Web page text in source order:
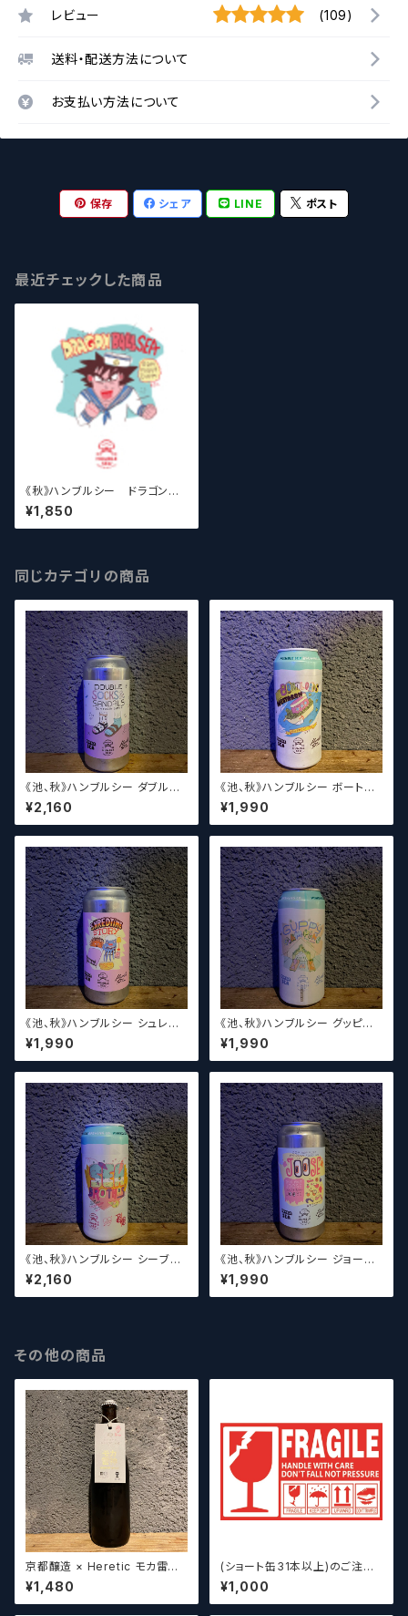
レビュー (109)
送料・配送方法について
お支払い方法について
保存 シェア LINE ポスト
最近チェックした商品
《秋》ハンブルシー ドラゴンボ
ールシー Humble Sea Drago
n Ball Sea【クラフトビール】
¥1,850
同じカテゴリの商品
《池、秋》ハンブルシー ダブルソ
ックス＆サンダルズ / Humble
Sea Double Socks & Sand
als【クラフトビール】
¥2,160
《池、秋》ハンブルシー ボートロ
ーズオブネクタロン / Humble
Sea Boatloads of Nectaro
n【クラフトビール】
¥1,990
《池、秋》ハンブルシー シュレッド
タイムストーリー / Humble Se
a Shredtime Story【クラフト
ビール】
¥1,990
《池、秋》ハンブルシー グッピー
グランピング / Humble Sea G
uppy Glampingn【クラフトビ
ール】
¥1,990
《池、秋》ハンブルシー シーブラ
ザーズ / Humble Sea x Bre
wing With Brothas Sea Bro
thas【クラフトビール】
¥2,160
《池、秋》ハンブルシー ジョーズ
/ Humble Sea JOOse【クラ
フトビール】
¥1,990
その他の商品
京都醸造 × Heretic モカ雷神 /
Kyoto × Heretic MOCHA T
HUNDER【クラフトビールシザ
ーズ】
¥1,480
(ショート缶31本以上)のご注文
の場合いこちらをご購入くださ
い。 【クラフトビール】
¥1,000